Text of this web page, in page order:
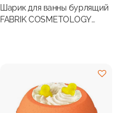
Шарик для ванны бурлящий
FABRIK COSMETOLOGY